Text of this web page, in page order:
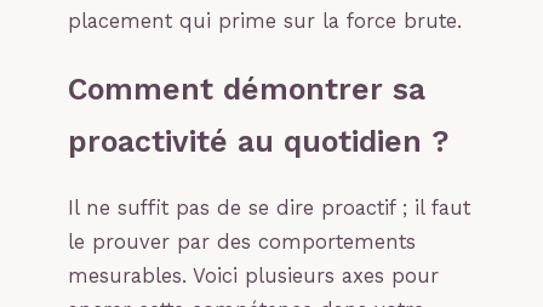
placement qui prime sur la force brute.
Comment démontrer sa
proactivité au quotidien ?
Il ne suffit pas de se dire proactif ; il faut
le prouver par des comportements
mesurables. Voici plusieurs axes pour